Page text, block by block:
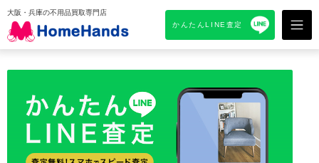
大阪・兵庫の不用品買取専門店
かんたんLINE査定